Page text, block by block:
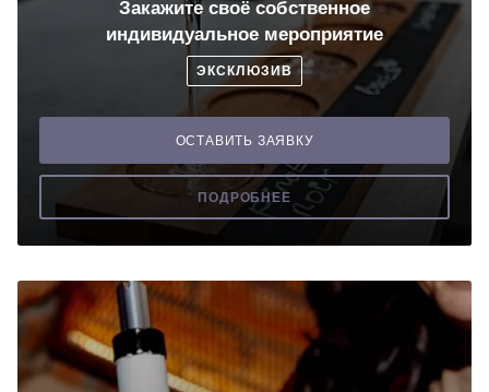
Закажите своё собственное
индивидуальное мероприятие
ЭКСКЛЮЗИВ
ОСТАВИТЬ ЗАЯВКУ
ПОДРОБНЕЕ